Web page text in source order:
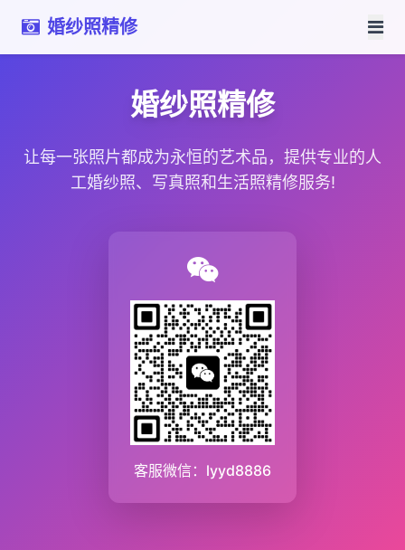
婚纱照精修
婚纱照精修
让每一张照片都成为永恒的艺术品，提供专业的人
工婚纱照、写真照和生活照精修服务!
客服微信：lyyd8886